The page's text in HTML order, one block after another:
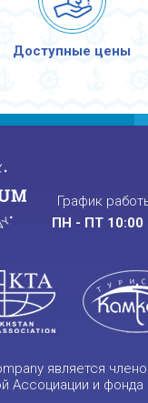
Доступные цены
График
ПН - ПТ 10:00
является
Ассоциации и фонда